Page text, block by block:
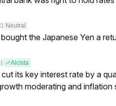
Neutral
the Japanese Yen a
Alcista
cut its key interest rate by a
moderating and inflation